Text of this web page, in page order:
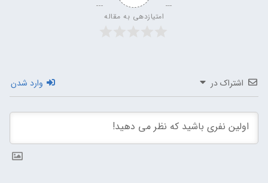
امتیازدهی به مقاله
اشتراک در وارد شدن